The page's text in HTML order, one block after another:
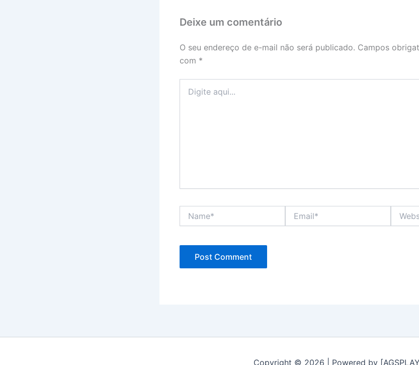
Deixe um comentário
O seu endereço de e-mail não será publicado. Campos
com *
aqui...
Copyright © 2026 | Powered by